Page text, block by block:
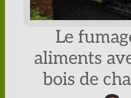
Le
aliments
bois de